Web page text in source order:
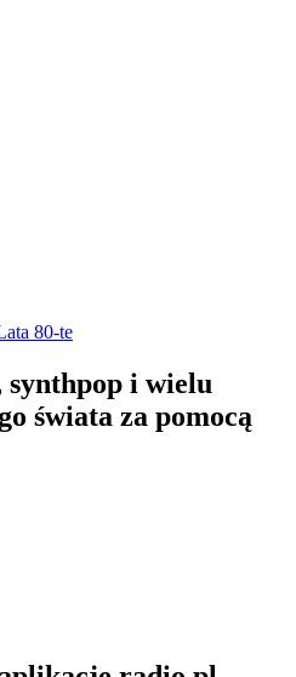
80-te
synthpop i wielu
świata za pomocą